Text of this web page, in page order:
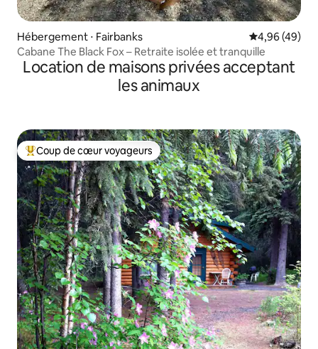
Hébergement ⋅ Fairbanks Évaluation
4,96 (49)
Cabane The Black Fox – Retraite isolée et tranquille
Location de maisons privées acceptant
les animaux
Coups de cœur voyageurs les plus appréciés
Coup de cœur voyageurs